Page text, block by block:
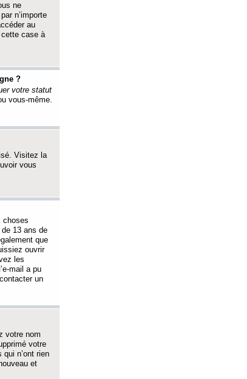
ne
n’importe
au
case à
?
votre statut
vous-même.
Visitez la
vous
choses
13 ans de
que
ouvrir
les
mail a pu
un
votre nom
votre
n’ont rien
et